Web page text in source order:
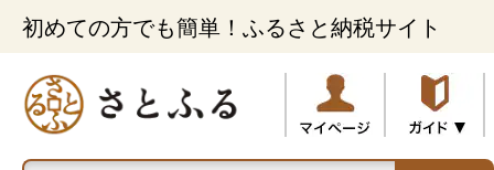
初めての方でも簡単！ふるさと納税サイト